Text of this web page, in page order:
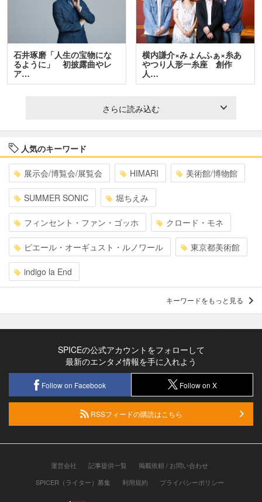
石井琢磨「人生の宝物にな
るように」 初披露曲やレ
ア…
横内謙介×みょんふぁ×糸あ
やつり人形一糸座 創作
人…
さらに読み込む
人気のキーワード
展示会/博覧会/展覧会 HIMARI 美術館/博物館
SUMMER SONIC 堀ちえみ
フィンセント・ファン・ゴッホ クロード・モネ
ピエール・オーギュスト・ルノワール 東京都美術館
indigo la End
キーワードをもっと見る
SPICEの公式アカウントをフォローして
最新のエンタメ情報を手に入れよう
Follow on Facebook Follow on X
RSSフィードの購読はこちら
運営会社 記事提供一覧
掲載依頼 / お問い合わせ
SPICER（ライター）募集
利用規約 プライバシーポリシー